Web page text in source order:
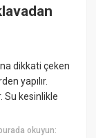
dikkati çeken
yapılır.
Su kesinlikle
okuyun: